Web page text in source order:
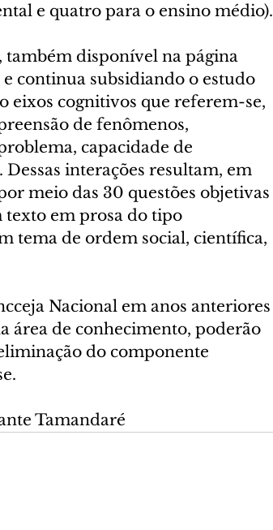
e quatro para o ensino médio).
disponível na página
continua subsidiando o estudo
eixos cognitivos que referem-se,
de fenômenos,
capacidade de
interações resultam, em
meio das 30 questões objetivas
texto em prosa do tipo
tema de ordem social, científica,
Nacional em anos anteriores
área de conhecimento, poderão
do componente
Tamandaré